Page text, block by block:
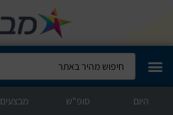
מבלים קלאב
היום סופ"ש מבצעים